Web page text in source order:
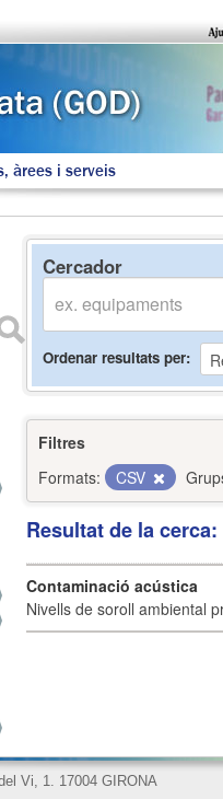
àrees i serveis
Cercador
Ordenar resultats per
Filtres
Formats:
CSV
Resultat de la
Contaminació acústica
Nivells de soroll ambiental
Vi, 1. 17004 GIRONA